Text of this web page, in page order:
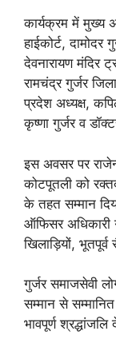
कार्यक्रम में मुख्य
हाईकोर्ट, दामोदर
देवनारायण मंदिर
रामचंद्र गुर्जर
प्रदेश अध्यक्ष,
कृष्णा गुर्जर व
इस अवसर पर
कोटपूतली को
के तहत सम्मान
ऑफिसर अधिकारी
खिलाड़ियों,
गुर्जर समाजसेवी
सम्मान से
भावपूर्ण